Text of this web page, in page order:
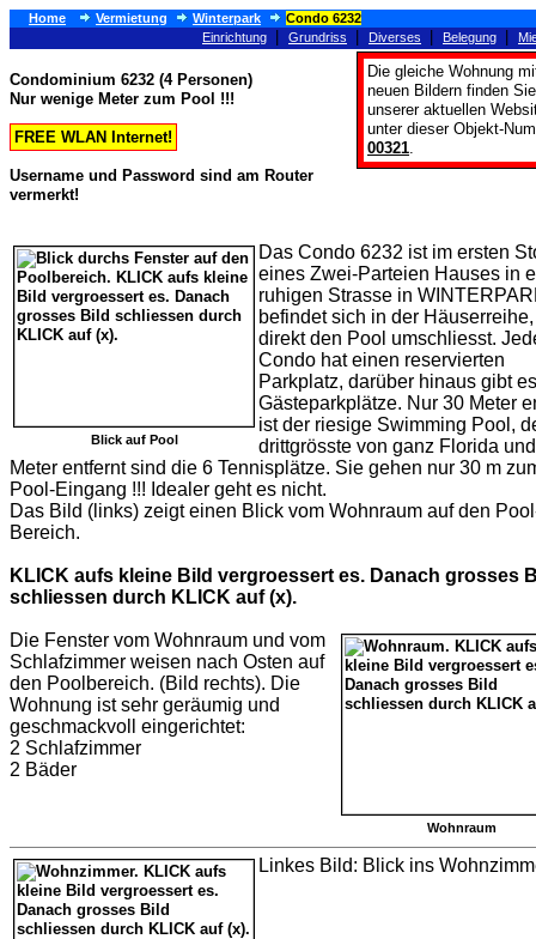
Home Vermietung Winterpark
Condo 6232
Einrichtung
Grundriss Diverses Belegung
Condominium 6232 (4 Personen)
Nur wenige Meter zum Pool !!!
FREE WLAN Internet!
Username und Password sind am Router
vermerkt!
Die gleiche Wohnung
neuen Bildern finden
unserer aktuellen
unter dieser Objekt-
00321.
Blick auf Pool
Das Condo 6232 ist im ersten
eines Zwei-Parteien Hauses in
ruhigen Strasse in
befindet sich in der
direkt den Pool umschliesst.
Condo hat einen reservierten
Parkplatz, darüber hinaus gibt
Gästeparkplätze. Nur 30 Meter
ist der riesige Swimming Pool,
drittgrösste von ganz Florida
Meter entfernt sind die 6 Tennisplätze. Sie gehen nur 30 m
Pool-Eingang !!! Idealer geht es nicht.
Das Bild (links) zeigt einen Blick vom Wohnraum auf den
Bereich.
KLICK aufs kleine Bild vergroessert es. Danach grosses
schliessen durch KLICK auf (x).
Wohnraum
Die Fenster vom Wohnraum und vom
Schlafzimmer weisen nach Osten auf
den Poolbereich. (Bild rechts). Die
Wohnung ist sehr geräumig und
geschmackvoll eingerichtet:
2 Schlafzimmer
2 Bäder
Linkes Bild: Blick ins